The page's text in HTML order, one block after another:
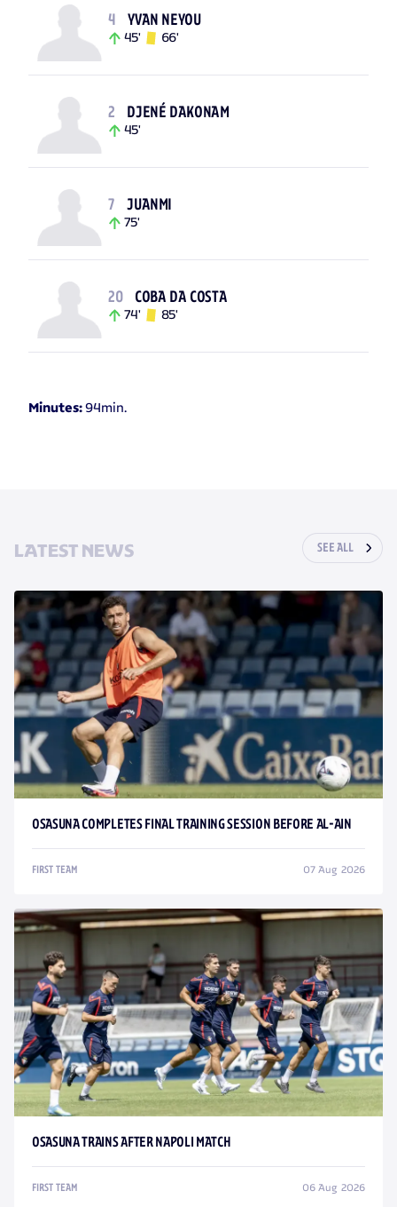
4
YVAN NEYOU
45'
66'
2
DJENÉ DAKONAM
45'
7
JUANMI
75'
20
COBA DA COSTA
74'
85'
Minutes:94min.
LATEST NEWS SEE ALL
OSASUNA COMPLETES FINAL TRAINING SESSION BEFORE AL-AIN
FIRST TEAM 07 Aug 2026
OSASUNA TRAINS AFTER NAPOLI MATCH
FIRST TEAM 06 Aug 2026